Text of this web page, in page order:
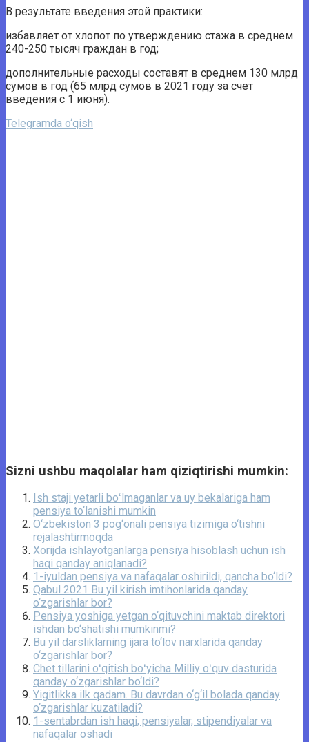
В результате введения этой практики:
избавляет от хлопот по утверждению стажа в среднем
240-250 тысяч граждан в год;
дополнительные расходы составят в среднем 130 млрд
сумов в год (65 млрд сумов в 2021 году за счет
введения с 1 июня).
Telegramda o‘qish
Sizni ushbu maqolalar ham qiziqtirishi mumkin:
Ish staji yetarli boʻlmaganlar va uy bekalariga ham
pensiya to‘lanishi mumkin
O‘zbekiston 3 pog‘onali pensiya tizimiga o‘tishni
rejalashtirmoqda
Xorijda ishlayotganlarga pensiya hisoblash uchun ish
haqi qanday aniqlanadi?
1-iyuldan pensiya va nafaqalar oshirildi, qancha bo‘ldi?
Qabul 2021 Bu yil kirish imtihonlarida qanday
o‘zgarishlar bor?
Pensiya yoshiga yetgan o‘qituvchini maktab direktori
ishdan bo‘shatishi mumkinmi?
Bu yil darsliklarning ijara to‘lov narxlarida qanday
o‘zgarishlar bor?
Chet tillarini oʻqitish boʻyicha Milliy oʻquv dasturida
qanday o‘zgarishlar bo‘ldi?
Yigitlikka ilk qadam. Bu davrdan o‘g‘il bolada qanday
o‘zgarishlar kuzatiladi?
1-sentabrdan ish haqi, pensiyalar, stipendiyalar va
nafaqalar oshadi